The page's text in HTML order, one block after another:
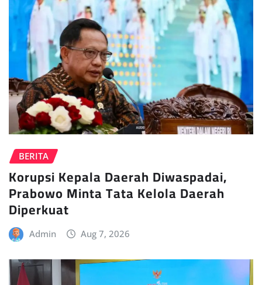
BERITA
Korupsi Kepala Daerah Diwaspadai,
Prabowo Minta Tata Kelola Daerah
Diperkuat
Admin Aug 7, 2026